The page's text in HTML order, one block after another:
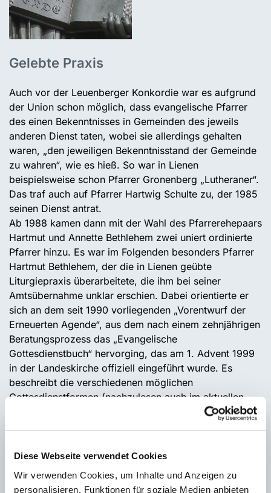
Diese Webseite verwendet Cookies
Wir verwenden Cookies, um Inhalte und Anzeigen zu
personalisieren, Funktionen für soziale Medien anbieten
Gelebte Praxis
Auch vor der Leuenberger Konkordie war es aufgrund
der Union schon möglich, dass evangelische Pfarrer
des einen Bekenntnisses in Gemeinden des jeweils
anderen Dienst taten, wobei sie allerdings gehalten
waren, „den jeweiligen Bekenntnisstand der Gemeinde
zu wahren“, wie es hieß. So war in Lienen
beispielsweise schon Pfarrer Gronenberg „Lutheraner“.
Das traf auch auf Pfarrer Hartwig Schulte zu, der 1985
seinen Dienst antrat.
Ab 1988 kamen dann mit der Wahl des Pfarrerehepaars
Hartmut und Annette Bethlehem zwei uniert ordinierte
Pfarrer hinzu. Es war im Folgenden besonders Pfarrer
Hartmut Bethlehem, der die in Lienen geübte
Liturgiepraxis überarbeitete, die ihm bei seiner
Amtsübernahme unklar erschien. Dabei orientierte er
sich an dem seit 1990 vorliegenden „Vorentwurf der
Erneuerten Agende“, aus dem nach einem zehnjährigen
Beratungsprozess das „Evangelische
Gottesdienstbuch“ hervorging, das am 1. Advent 1999
in der Landeskirche offiziell eingeführt wurde. Es
beschreibt die verschiedenen möglichen
Gottesdienstformen (nachzulesen auch im aktuellen
vorschreibt. Stattdessen gibt es eine verbindliche
vierteilige Grundstruktur vor, die dann variabel
ausgestaltet werden kann.